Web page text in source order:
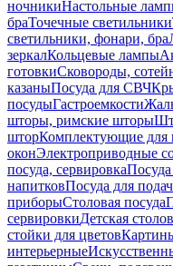
ночникиНастольные
браТочечные светильники
светильники, фонари, бра
зеркалКольцевые лампы
готовкиСковороды,
казаныПосуда для СВЧ
посудыГастроемкости
шторы, римские шторы
шторКомплектующие для
оконЭлектроприводные
посуда, сервировка
напитковПосуда для
приборыСтоловая посуда
сервировкиДетская
стойки для цветов
интерьерные